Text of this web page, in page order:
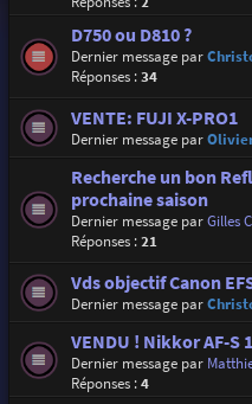
D750 ou D810 ?
Dernier message par
Réponses :34
VENTE: FUJI X-PRO1
Dernier message par
Recherche un bon
prochaine saison
Dernier message parGilles
Réponses :21
Vds objectif Canon
Dernier message par
VENDU ! Nikkor AF-S
Dernier message par
Réponses :4